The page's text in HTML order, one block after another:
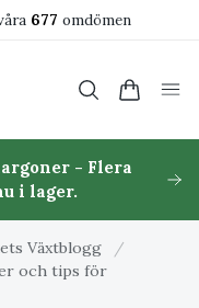
677 omdömen
- Flera
i lager.
Växtblogg
/
och tips för